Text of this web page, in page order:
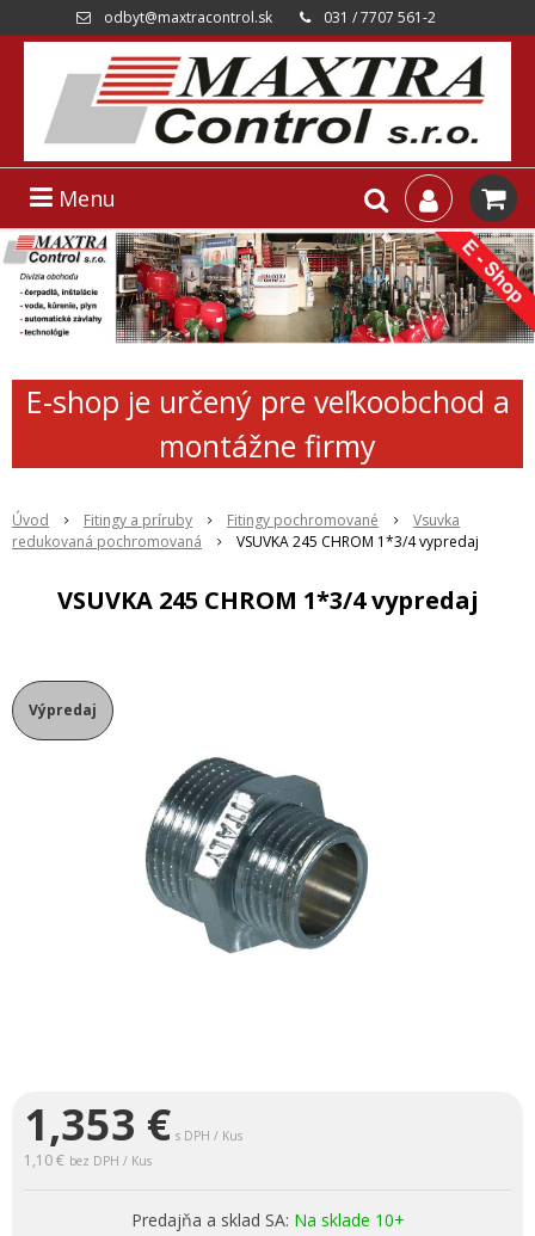
odbyt@maxtracontrol.sk 031 / 7707 561-2
Menu
E-shop je určený pre veľkoobchod a
montážne firmy
Úvod Fitingy a príruby Fitingy pochromované
Vsuvka
redukovaná pochromovaná
VSUVKA 245 CHROM 1*3/4 vypredaj
VSUVKA 245 CHROM 1*3/4 vypredaj
Výpredaj
1,353 € s DPH / Kus
1,10 € bez DPH / Kus
Predajňa a sklad SA: Na sklade 10+